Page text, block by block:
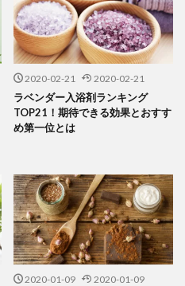
2020-02-21 2020-02-21
ラベンダー入浴剤ランキング
TOP21！期待できる効果とおすす
め第一位とは
2020-01-09 2020-01-09